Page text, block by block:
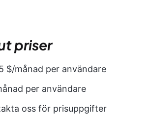
priser
$/månad per användare
per användare
oss för prisuppgifter